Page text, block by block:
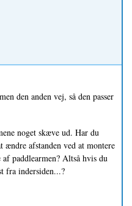
den anden vej, så den passer
noget skæve ud. Har du
ændre afstanden ved at montere
paddlearmen? Altså hvis du
fra indersiden...?